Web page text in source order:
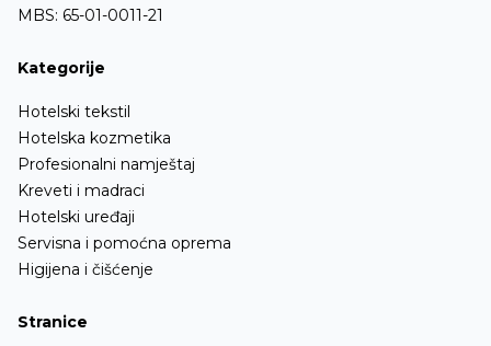
MBS: 65-01-0011-21
Kategorije
Hotelski tekstil
Hotelska kozmetika
Profesionalni namještaj
Kreveti i madraci
Hotelski uređaji
Servisna i pomoćna oprema
Higijena i čišćenje
Stranice